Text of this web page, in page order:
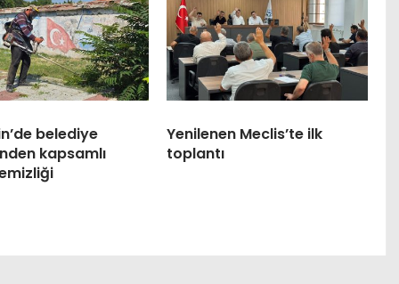
belediye
kapsamlı
Yenilenen Meclis’te ilk
toplantı